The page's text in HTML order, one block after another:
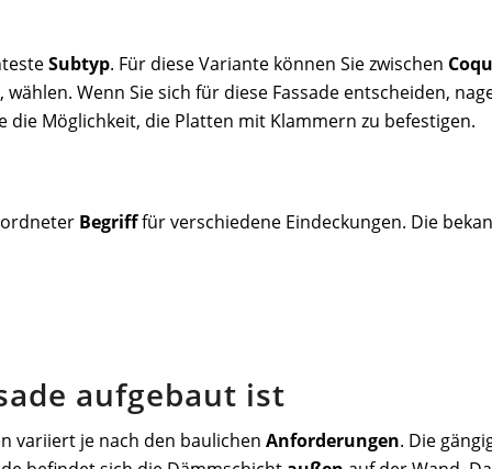
Subtyp. Für diese Variante können Sie zwischen
wählen. Wenn Sie sich für diese Fassade entscheiden,
die Möglichkeit, die Platten mit Klammern zu befestigen.
Begrifffür verschiedene Eindeckungen. Die
aufgebaut ist
variiert je nach den baulichenAnforderungen. Die